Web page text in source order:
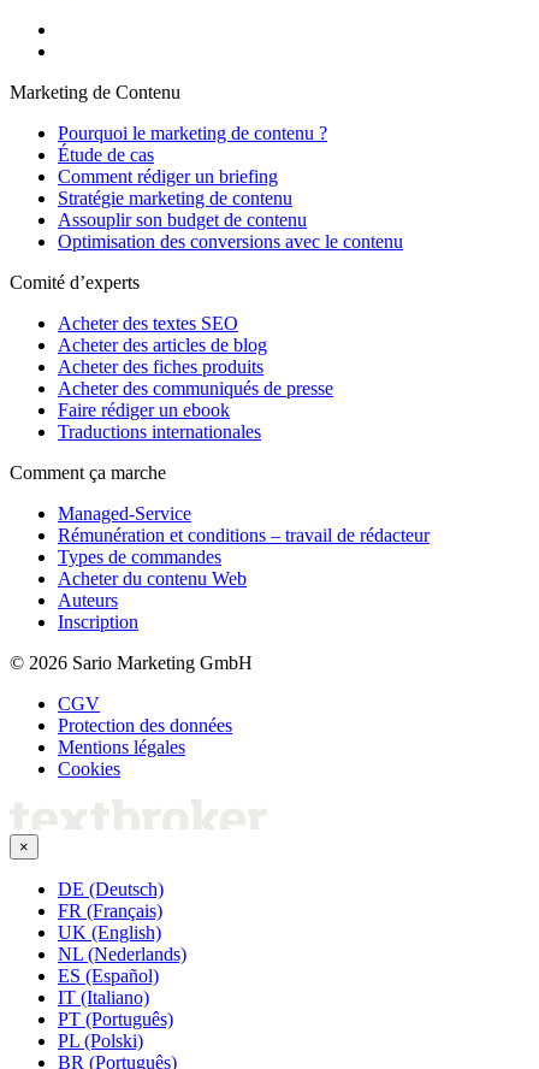
Marketing de Contenu
Pourquoi le marketing de contenu ?
Étude de cas
Comment rédiger un briefing
Stratégie marketing de contenu
Assouplir son budget de contenu
Optimisation des conversions avec le contenu
Comité d’experts
Acheter des textes SEO
Acheter des articles de blog
Acheter des fiches produits
Acheter des communiqués de presse
Faire rédiger un ebook
Traductions internationales
Comment ça marche
Managed-Service
Rémunération et conditions – travail de rédacteur
Types de commandes
Acheter du contenu Web
Auteurs
Inscription
© 2026 Sario Marketing GmbH
CGV
Protection des données
Mentions légales
Cookies
×
DE (Deutsch)
FR (Français)
UK (English)
NL (Nederlands)
ES (Español)
IT (Italiano)
PT (Português)
PL (Polski)
BR (Português)